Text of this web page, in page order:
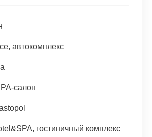
автокомплекс
салон
гостиничный комплекс